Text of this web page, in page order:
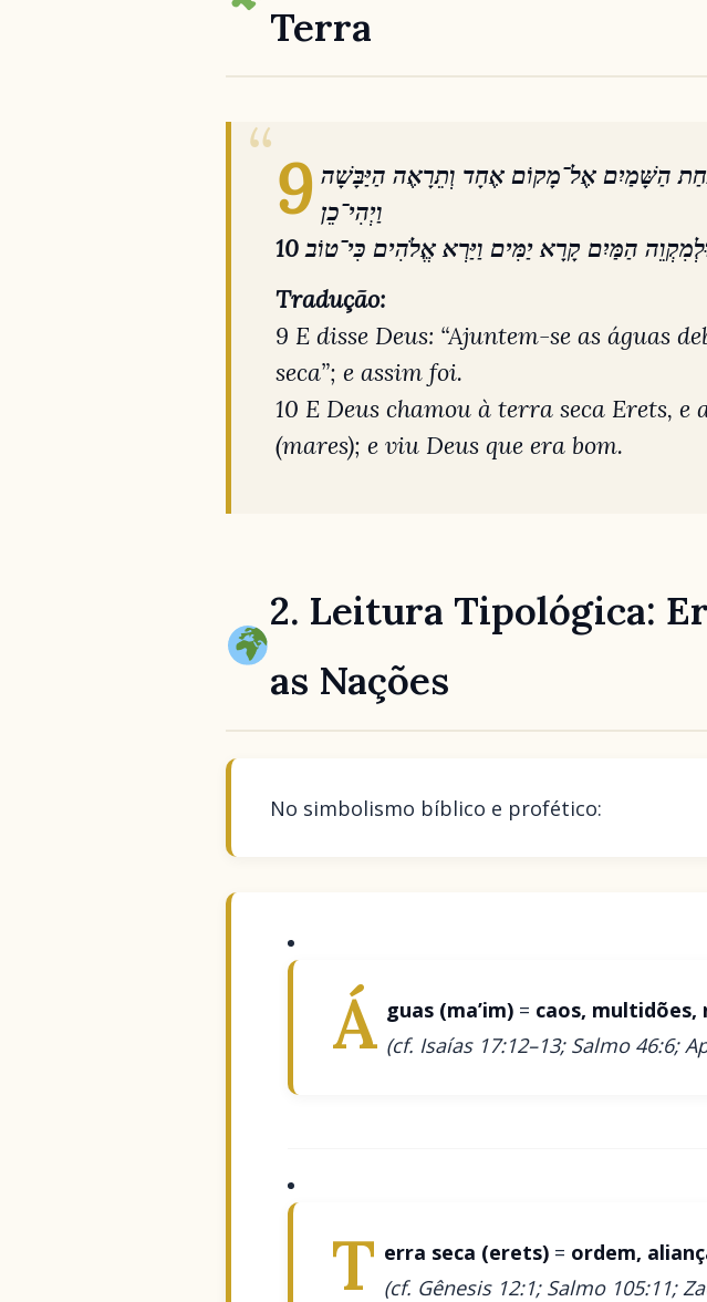
Terra
9 הַשָּׁמַיִם אֶל־מָקוֹם אֶחָד וְתֵרָאֶה הַיַּבָּשָׁה
וַיְהִי־כֵן
הַמַּיִם קָרָא יַמִּים וַיַּרְא אֱלֹהִים כִּי־טוֹב
Tradução:
9 E disse Deus: “Ajuntem-se as águas
seca”; e assim foi.
10 E Deus chamou à terra seca Erets,
(mares); e viu Deus que era bom.
2. Leitura Tipológica:
as Nações
No simbolismo bíblico e profético:
Á guas (ma’im)= caos, multidões,
(cf. Isaías 17:12–13; Salmo 46:6;
T erra seca (erets)= ordem,
(cf. Gênesis 12:1; Salmo 105:11;